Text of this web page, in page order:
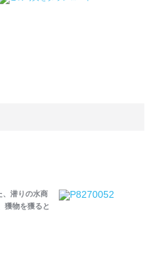
、潜りの水商
獲物を獲ると